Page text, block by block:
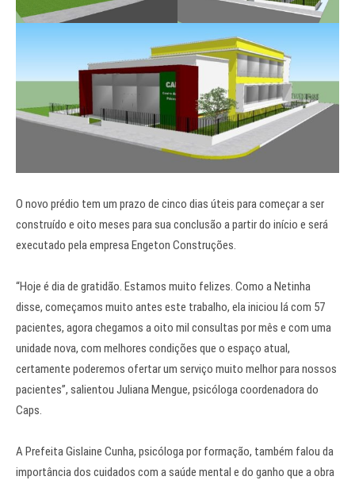
O novo prédio tem um prazo de cinco dias úteis para começar a ser
construído e oito meses para sua conclusão a partir do início e será
executado pela empresa Engeton Construções.
“Hoje é dia de gratidão. Estamos muito felizes. Como a Netinha
disse, começamos muito antes este trabalho, ela iniciou lá com 57
pacientes, agora chegamos a oito mil consultas por mês e com uma
unidade nova, com melhores condições que o espaço atual,
certamente poderemos ofertar um serviço muito melhor para nossos
pacientes”, salientou Juliana Mengue, psicóloga coordenadora do
Caps.
A Prefeita Gislaine Cunha, psicóloga por formação, também falou da
importância dos cuidados com a saúde mental e do ganho que a obra